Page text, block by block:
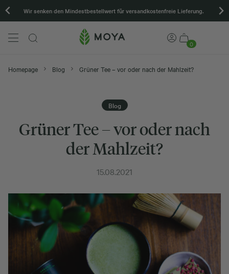
Wir senken den Mindestbestellwert für versandkostenfreie Lieferung.
0
Homepage Blog Grüner Tee – vor oder nach der Mahlzeit?
Blog
Grüner Tee – vor oder nach
der Mahlzeit?
15.08.2021